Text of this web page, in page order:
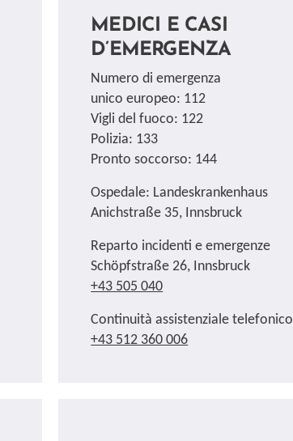
MEDICI E CASI
D’EMERGENZA
Numero di emergenza
unico europeo: 112
Vigli del fuoco: 122
Polizia: 133
Pronto soccorso: 144
Ospedale: Landeskrankenhaus
Anichstraße 35, Innsbruck
Reparto incidenti e emergenze
Schöpfstraße 26, Innsbruck
+43 505 040
Continuità assistenziale telefonico
+43 512 360 006